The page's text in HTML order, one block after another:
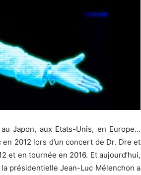
Japon, aux Etats-Unis, en Europe…
2012 lors d’un concert de Dr. Dre et
et en tournée en 2016. Et aujourd’hui,
présidentielle Jean-Luc Mélenchon a